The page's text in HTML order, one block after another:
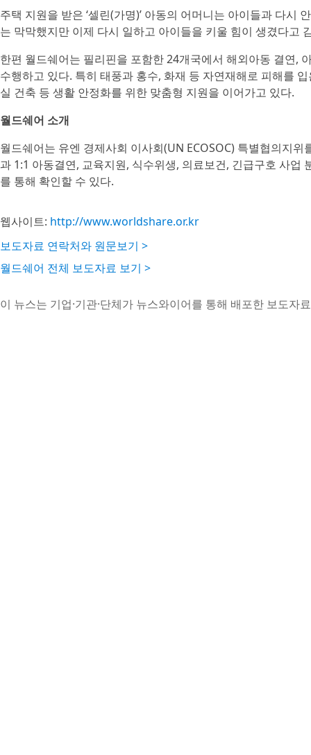
주택 지원을 받은 ‘셀린(가명)’ 아동의 어머니는 아이들과 다
는 막막했지만 이제 다시 일하고 아이들을 키울 힘이 생겼다고
한편 월드쉐어는 필리핀을 포함한 24개국에서 해외아동 결연,
수행하고 있다. 특히 태풍과 홍수, 화재 등 자연재해로 피해를
실 건축 등 생활 안정화를 위한 맞춤형 지원을 이어가고 있다.
월드쉐어 소개
월드쉐어는 유엔 경제사회 이사회(UN ECOSOC) 특별협의지
과 1:1 아동결연, 교육지원, 식수위생, 의료보건, 긴급구호 사
를 통해 확인할 수 있다.
웹사이트: http://www.worldshare.or.kr
보도자료 연락처와 원문보기 >
월드쉐어 전체 보도자료 보기 >
이 뉴스는 기업·기관·단체가 뉴스와이어를 통해 배포한 보도자